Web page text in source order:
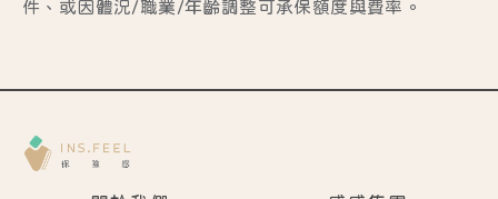
件、或因體況/職業/年齡調整可承保額度與費率。